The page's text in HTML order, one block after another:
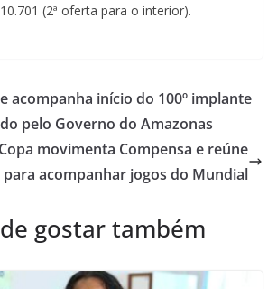
(2ª oferta para o interior).
acompanha início do 100º implante
pelo Governo do Amazonas
movimenta Compensa e reúne
acompanhar jogos do Mundial
gostar também